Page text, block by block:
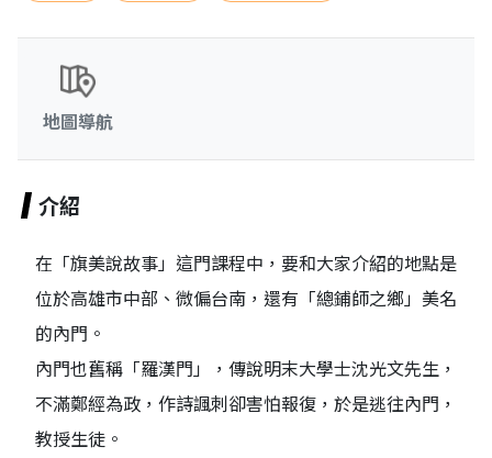
地圖導航
介紹
在「旗美說故事」這門課程中，要和大家介紹的地點是
位於高雄市中部、微偏台南，還有「總鋪師之鄉」美名
的內門。
內門也舊稱「羅漢門」，傳說明末大學士沈光文先生，
不滿鄭經為政，作詩諷刺卻害怕報復，於是逃往內門，
教授生徒。